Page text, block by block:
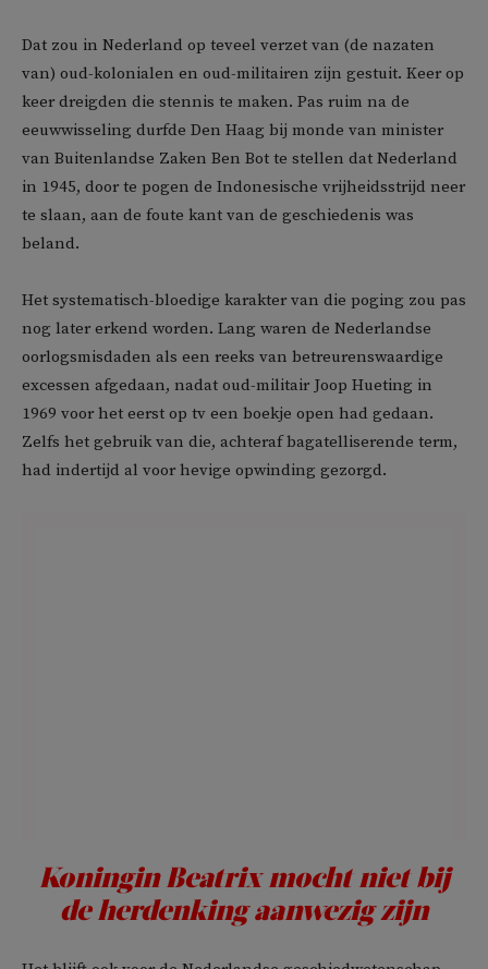
Dat zou in Nederland op teveel verzet van (de nazaten
van) oud-kolonialen en oud-militairen zijn gestuit. Keer op
keer dreigden die stennis te maken. Pas ruim na de
eeuwwisseling durfde Den Haag bij monde van minister
van Buitenlandse Zaken Ben Bot te stellen dat Nederland
in 1945, door te pogen de Indonesische vrijheidsstrijd neer
te slaan, aan de foute kant van de geschiedenis was
beland.
Het systematisch-bloedige karakter van die poging zou pas
nog later erkend worden. Lang waren de Nederlandse
oorlogsmisdaden als een reeks van betreurenswaardige
excessen afgedaan, nadat oud-militair Joop Hueting in
1969 voor het eerst op tv een boekje open had gedaan.
Zelfs het gebruik van die, achteraf bagatelliserende term,
had indertijd al voor hevige opwinding gezorgd.
Koningin Beatrix mocht niet bij
de herdenking aanwezig zijn